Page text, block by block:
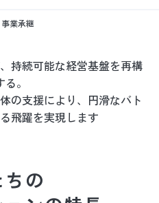
事業承継
持続可能な経営基盤を再構
。
の支援により、円滑なバト
飛躍を実現します
の